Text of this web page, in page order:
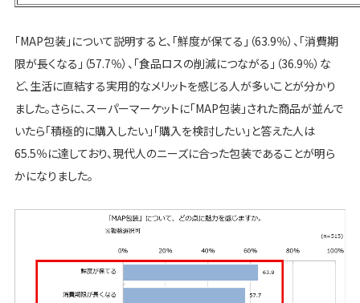
「MAP包装」について説明すると、「鮮度が保てる」（63.9％）、「消費期
限が長くなる」（57.7％）、「食品ロスの削減につながる」（36.9％）な
ど、生活に直結する実用的なメリットを感じる人が多いことが分かり
ました。さらに、スーパーマーケットに「MAP包装」された商品が並んで
いたら「積極的に購入したい」「購入を検討したい」と答えた人は
65.5％に達しており、現代人のニーズに合った包装であることが明ら
かになりました。